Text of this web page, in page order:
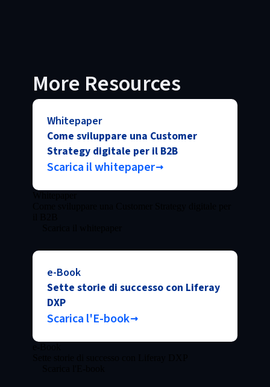
More Resources
Whitepaper
Come sviluppare una Customer
Strategy digitale per il B2B
Scarica il whitepaper
e-Book
Sette storie di successo con Liferay
DXP
Scarica l'E-book